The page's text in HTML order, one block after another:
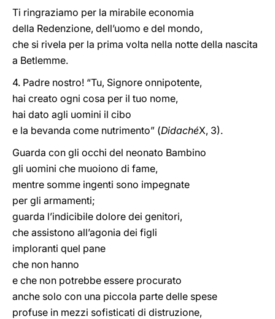
Ti ringraziamo per la mirabile economia
della Redenzione, dell’uomo e del mondo,
che si rivela per la prima volta nella notte della nascita
a Betlemme.
4. Padre nostro! “Tu, Signore onnipotente,
hai creato ogni cosa per il tuo nome,
hai dato agli uomini il cibo
e la bevanda come nutrimento” (DidachéX, 3).
Guarda con gli occhi del neonato Bambino
gli uomini che muoiono di fame,
mentre somme ingenti sono impegnate
per gli armamenti;
guarda l’indicibile dolore dei genitori,
che assistono all’agonia dei figli
imploranti quel pane
che non hanno
e che non potrebbe essere procurato
anche solo con una piccola parte delle spese
profuse in mezzi sofisticati di distruzione,